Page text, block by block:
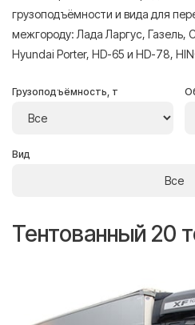
грузоподъёмности и вида для
межгороду: Лада Ларгус, Газель,
Hyundai Porter, HD-65 и HD-78,
Грузоподъёмность, т
Вид
Тентованный 20